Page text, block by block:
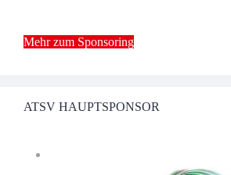
Mehr zum Sponsoring
ATSV HAUPTSPONSOR